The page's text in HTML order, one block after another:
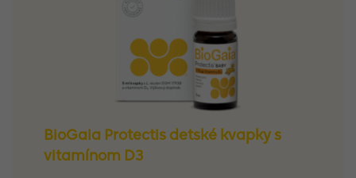
BioGaia Protectis detské kvapky s
vitamínom D3